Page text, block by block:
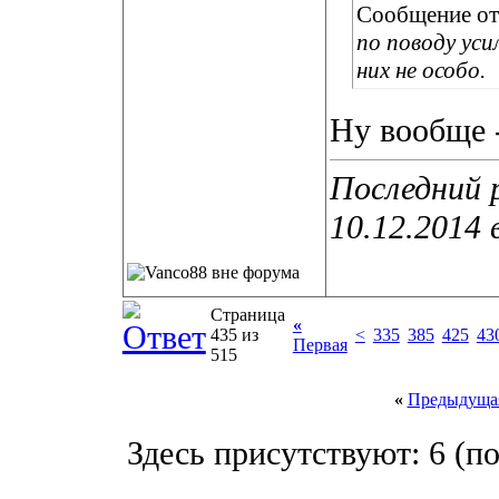
Сообщение
по поводу
них не особо.
Ну вообще
Последний
10.12.2014
Страница
435 из
515
«
Первая
< 335 385 425
«
Здесь присутствуют: 6